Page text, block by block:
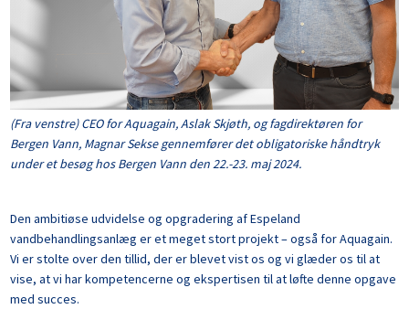
(Fra venstre) CEO for Aquagain, Aslak Skjøth, og fagdirektøren for
Bergen Vann, Magnar Sekse gennemfører det obligatoriske håndtryk
under et besøg hos Bergen Vann den 22.-23. maj 2024.
Den ambitiøse udvidelse og opgradering af Espeland
vandbehandlingsanlæg er et meget stort projekt – også for Aquagain.
Vi er stolte over den tillid, der er blevet vist os og vi glæder os til at
vise, at vi har kompetencerne og ekspertisen til at løfte denne opgave
med succes.